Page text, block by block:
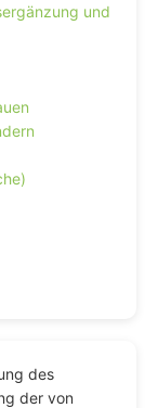
und
des
der von